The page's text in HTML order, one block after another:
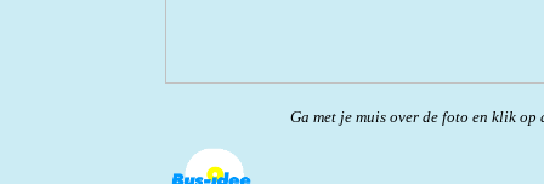
Ga met je muis over de foto en klik